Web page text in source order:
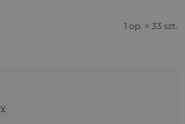
1 op. = 33 szt.